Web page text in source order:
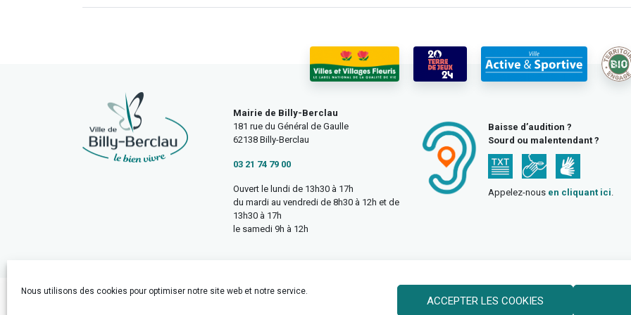
Nous utilisons des cookies pour optimiser notre site web et notre service.
ACCEPTER LES COOKIES
Mairie de Billy-Berclau
181 rue du Général de Gaulle
62138 Billy-Berclau
03 21 74 79 00
Ouvert le lundi de 13h30 à 17h
du mardi au vendredi de 8h30 à 12h et de
13h30 à 17h
le samedi 9h à 12h
Baisse d’audition ?
Sourd ou malentendant ?
Appelez-nous en cliquant ici